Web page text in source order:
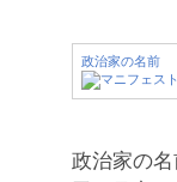
政治家の名前
政治家の